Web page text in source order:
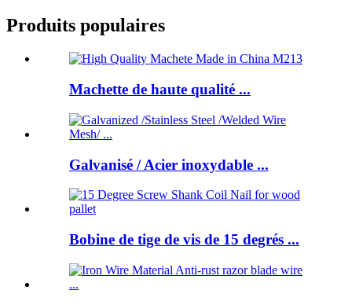
Produits populaires
Machette de haute qualité ...
Galvanisé / Acier inoxydable ...
Bobine de tige de vis de 15 degrés ...